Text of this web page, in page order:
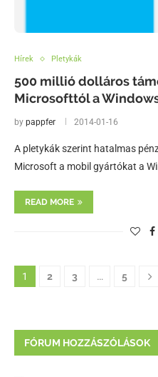
Hírek Pletykák
500 millió dolláros
Microsofttól a
by pappfer 2014-01-16
A pletykák szerint hatalmas
Microsoft a mobil gyártókat a
READ MORE
1 2 3 … 5
FÓRUM HOZZÁSZÓLÁSOK